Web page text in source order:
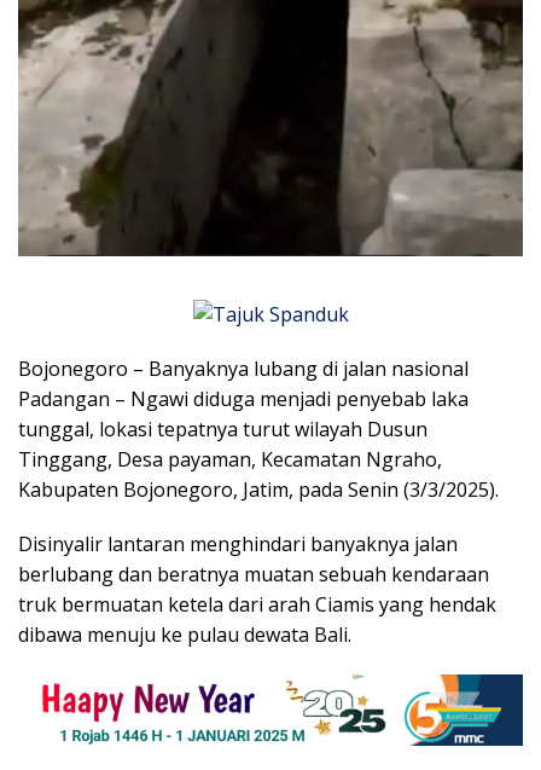
Bojonegoro – Banyaknya lubang di jalan nasional
Padangan – Ngawi diduga menjadi penyebab laka
tunggal, lokasi tepatnya turut wilayah Dusun
Tinggang, Desa payaman, Kecamatan Ngraho,
Kabupaten Bojonegoro, Jatim, pada Senin (3/3/2025).
Disinyalir lantaran menghindari banyaknya jalan
berlubang dan beratnya muatan sebuah kendaraan
truk bermuatan ketela dari arah Ciamis yang hendak
dibawa menuju ke pulau dewata Bali.